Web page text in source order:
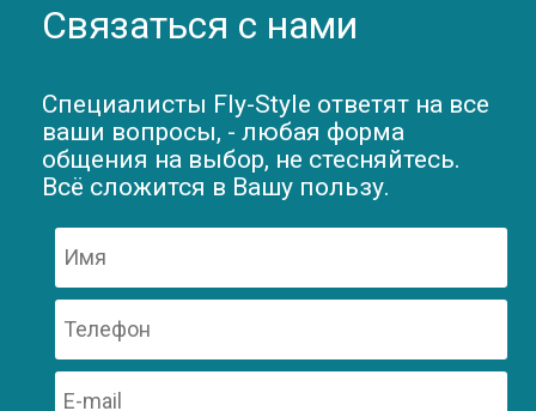
Связаться с нами
Специалисты Fly-Style ответят на все
ваши вопросы, - любая форма
общения на выбор, не стесняйтесь.
Всё сложится в Вашу пользу.